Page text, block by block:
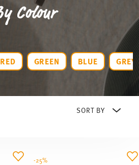
Colour
GREEN BLUE GREY
-25%